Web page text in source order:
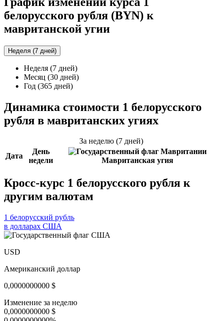
белорусского рубля (BYN) к
мавританской угии
Неделя (7 дней)
Неделя (7 дней)
Месяц (30 дней)
Год (365 дней)
Динамика стоимости 1 белорусского
рубля в мавританских угиях
За неделю (7 дней)
Дата
День
недели
Мавританская угия
Кросс-курс 1 белорусского рубля к
другим валютам
1 белорусский рубль
в долларах США
USD
Американский доллар
0,0000000000 $
Изменение за неделю
0,0000000000 $